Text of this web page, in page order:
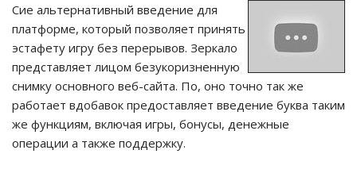
Сие альтернативный введение для
платформе, который позволяет принять
эстафету игру без перерывов. Зеркало
представляет лицом безукоризненную
снимку основного веб-сайта. По, оно точно так же
работает вдобавок предоставляет введение буква таким
же функциям, включая игры, бонусы, денежные
операции а также поддержку.